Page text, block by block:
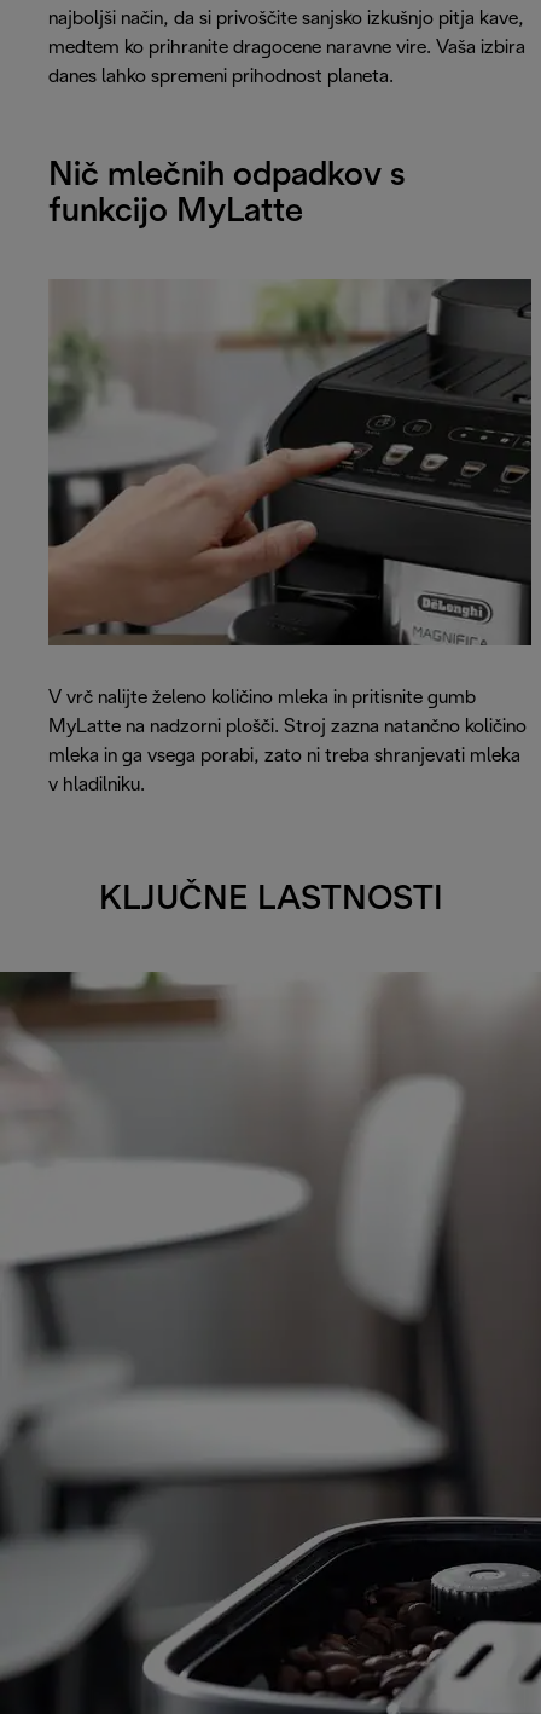
najboljši način, da si privoščite sanjsko izkušnjo pitja kave,
medtem ko prihranite dragocene naravne vire. Vaša izbira
danes lahko spremeni prihodnost planeta.
Nič mlečnih odpadkov s
funkcijo MyLatte
V vrč nalijte želeno količino mleka in pritisnite gumb
MyLatte na nadzorni plošči. Stroj zazna natančno količino
mleka in ga vsega porabi, zato ni treba shranjevati mleka
v hladilniku.
KLJUČNE LASTNOSTI